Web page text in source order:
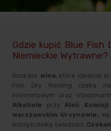
Gdzie kupić Blue Fish
Niemieckie Wytrawne?
Szukasz wina, które idealnie
Fish Dry Riesling czeka
internetowym oraz
Alkohole przyAleii Komisji
warszawskim Ursynowie.
letnią butelkę świeżości.